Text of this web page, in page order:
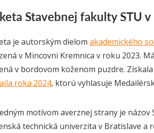
Stavebnej fakulty STU
je autorským dielom akademického
v Mincovni Kremnica v roku 2023.
v bordovom koženom puzdre.
roka 2024, ktorú vyhlasuje
motívom averznej strany je názov
technická univerzita v Bratislave a